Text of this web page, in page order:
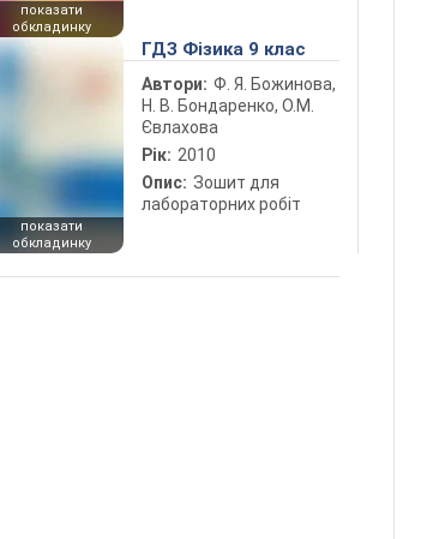
показати
обкладинку
показати
обкладинку
ГДЗ Фізика 9 клас
Автори: Ф. Я. Божинова,
Н. В. Бондаренко, О.М.
Євлахова
Рік: 2010
Опис: Зошит для
лабораторних робіт